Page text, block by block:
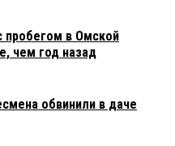
пробегом в Омской
чем год назад
обвинили в даче